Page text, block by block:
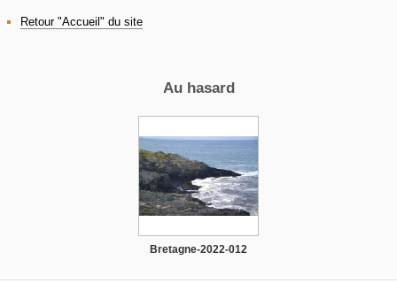
Retour "Accueil" du site
Au hasard
Bretagne-2022-012